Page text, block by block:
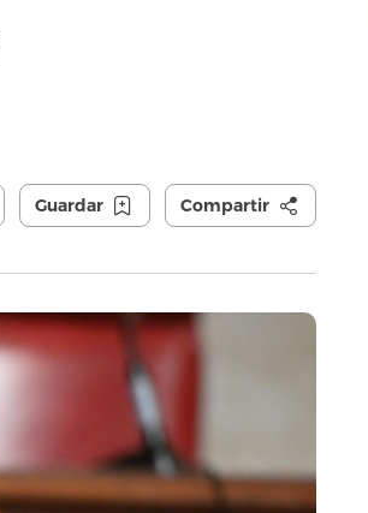
Guardar Compartir